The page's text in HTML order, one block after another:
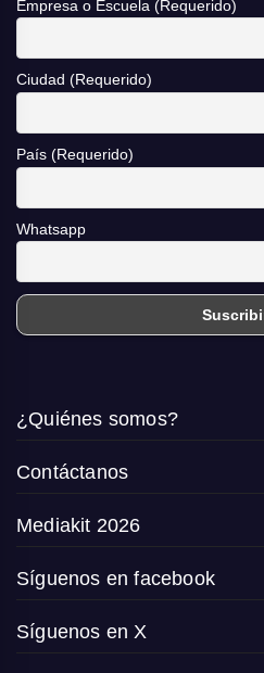
Empresa o Escuela (Requerido)
Ciudad (Requerido)
País (Requerido)
Whatsapp
¿Quiénes somos?
Contáctanos
Mediakit 2026
Síguenos en facebook
Síguenos en X